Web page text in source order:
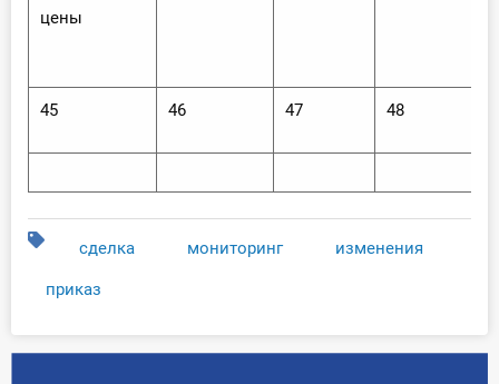
цены
45 46 47 48
сделка мониторинг изменения
приказ